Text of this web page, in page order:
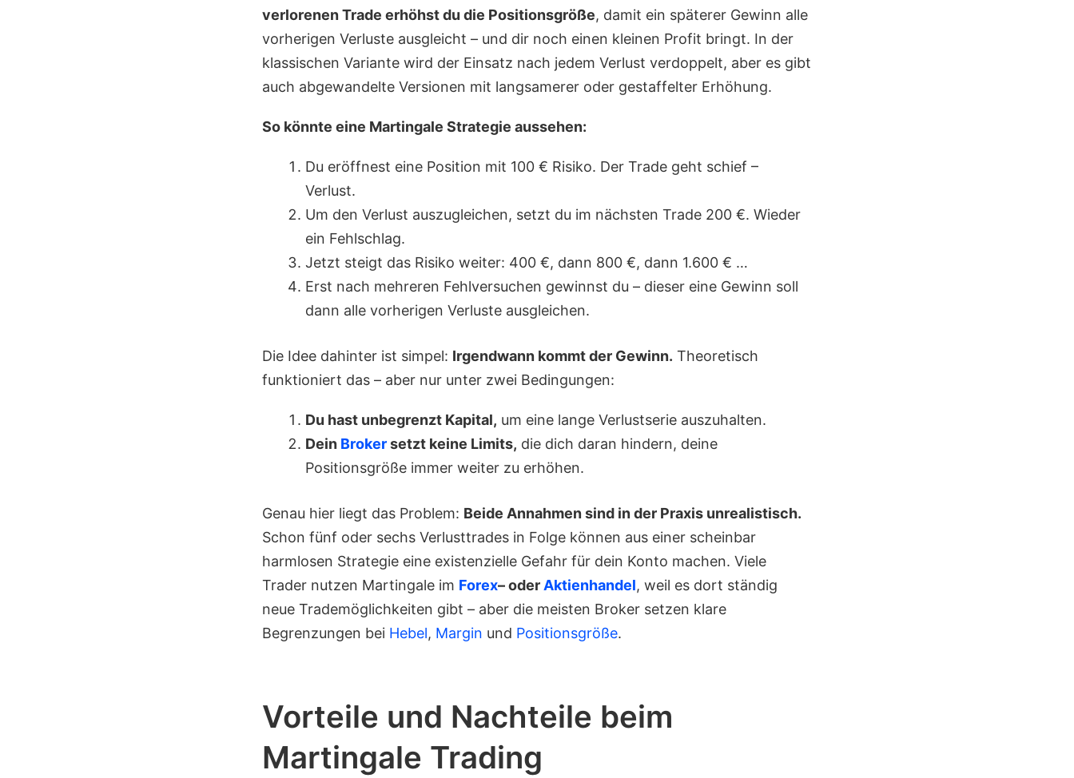
verlorenen Trade erhöhst du die Positionsgröße, damit ein späterer Gewinn alle
vorherigen Verluste ausgleicht – und dir noch einen kleinen Profit bringt. In der
klassischen Variante wird der Einsatz nach jedem Verlust verdoppelt, aber es gibt
auch abgewandelte Versionen mit langsamerer oder gestaffelter Erhöhung.
So könnte eine Martingale Strategie aussehen:
Du eröffnest eine Position mit 100 € Risiko. Der Trade geht schief –
Verlust.
Um den Verlust auszugleichen, setzt du im nächsten Trade 200 €. Wieder
ein Fehlschlag.
Jetzt steigt das Risiko weiter: 400 €, dann 800 €, dann 1.600 € …
Erst nach mehreren Fehlversuchen gewinnst du – dieser eine Gewinn soll
dann alle vorherigen Verluste ausgleichen.
Die Idee dahinter ist simpel: Irgendwann kommt der Gewinn. Theoretisch
funktioniert das – aber nur unter zwei Bedingungen:
Du hast unbegrenzt Kapital, um eine lange Verlustserie auszuhalten.
Dein Brokersetzt keine Limits, die dich daran hindern, deine
Positionsgröße immer weiter zu erhöhen.
Genau hier liegt das Problem: Beide Annahmen sind in der Praxis unrealistisch.
Schon fünf oder sechs Verlusttrades in Folge können aus einer scheinbar
harmlosen Strategie eine existenzielle Gefahr für dein Konto machen. Viele
Trader nutzen Martingale im Forex– oder Aktienhandel, weil es dort ständig
neue Trademöglichkeiten gibt – aber die meisten Broker setzen klare
Begrenzungen bei Hebel, Margin und Positionsgröße.
Vorteile und Nachteile beim
Martingale Trading